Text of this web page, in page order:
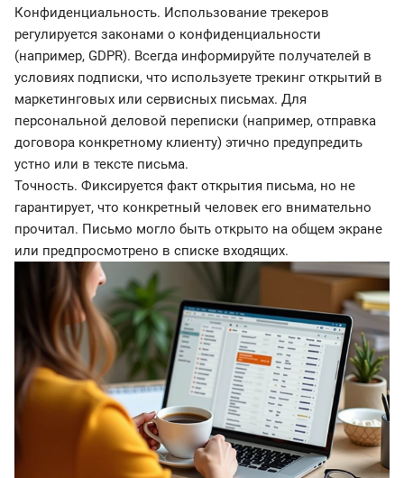
Конфиденциальность. Использование трекеров
регулируется законами о конфиденциальности
(например, GDPR). Всегда информируйте получателей в
условиях подписки, что используете трекинг открытий в
маркетинговых или сервисных письмах. Для
персональной деловой переписки (например, отправка
договора конкретному клиенту) этично предупредить
устно или в тексте письма.
Точность. Фиксируется факт открытия письма, но не
гарантирует, что конкретный человек его внимательно
прочитал. Письмо могло быть открыто на общем экране
или предпросмотрено в списке входящих.